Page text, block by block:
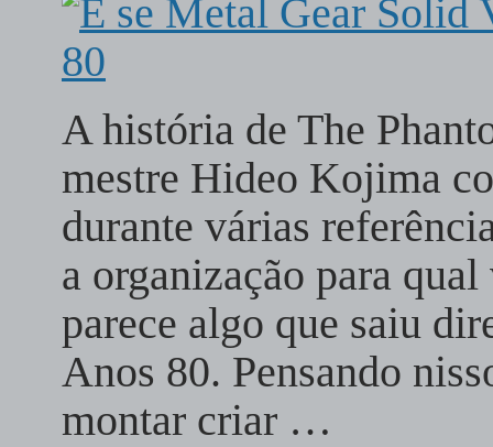
A história de The
mestre Hideo Kojima
durante várias
a organização para
parece algo que saiu
Anos 80. Pensando
montar criar …